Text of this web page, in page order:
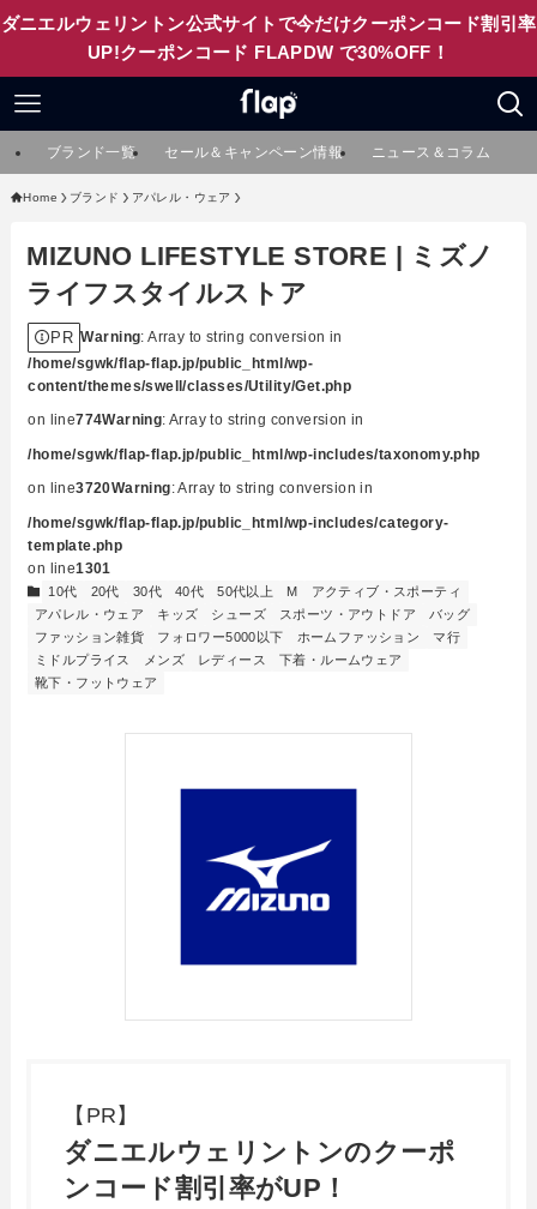
ダニエルウェリントン公式サイトで今だけクーポンコード割引率
UP!クーポンコード FLAPDW で30%OFF！
ブランド一覧 セール＆キャンペーン情報 ニュース＆コラム
Home ブランド アパレル・ウェア
MIZUNO LIFESTYLE STORE | ミズノ
ライフスタイルストア
PR Warning: Array to string conversion in
/home/sgwk/flap-flap.jp/public_html/wp-
content/themes/swell/classes/Utility/Get.php
on line774Warning: Array to string conversion in
/home/sgwk/flap-flap.jp/public_html/wp-includes/taxonomy.php
on line3720Warning: Array to string conversion in
/home/sgwk/flap-flap.jp/public_html/wp-includes/category-
template.php
on line1301
10代 20代 30代 40代 50代以上 M
アクティブ・スポーティ
アパレル・ウェア
キッズ シューズ スポーツ・アウトドア
バッグ
ファッション雑貨
フォロワー5000以下 ホームファッション
マ行
ミドルプライス
メンズ レディース
下着・ルームウェア
靴下・フットウェア
【PR】
ダニエルウェリントンのクーポ
ンコード割引率がUP！